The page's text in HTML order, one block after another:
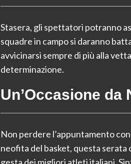
Stasera, gli spettatori potranno
squadre in campo si daranno
avvicinarsi sempre di più alla
determinazione.
Un’Occasione da
Non perdere l’appuntamento
neofita del basket, questa serata